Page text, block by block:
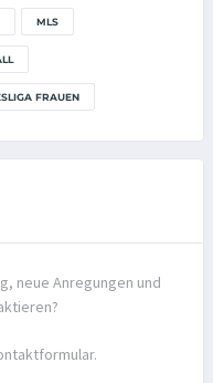
MLS
FRAUEN
neue Anregungen und